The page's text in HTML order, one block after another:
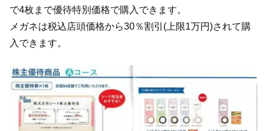
で4枚まで優待特別価格で購入できます。
メガネは税込店頭価格から30％割引(上限1万円)されて購
入できます。